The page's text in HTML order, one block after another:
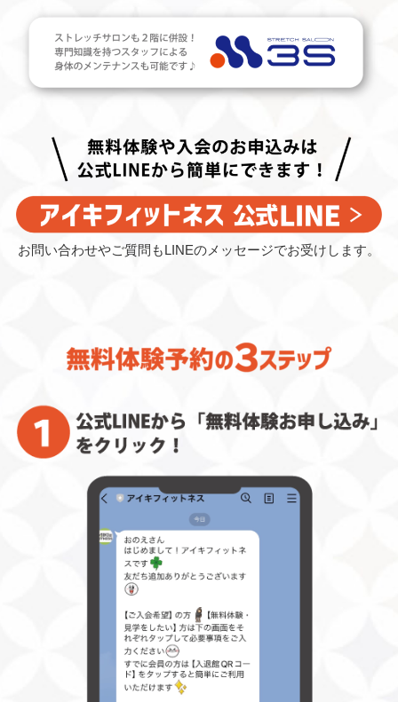
お問い合わせやご質問もLINEのメッセージでお受けします。